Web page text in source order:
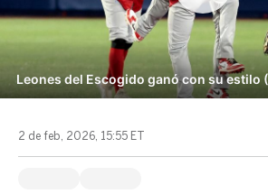
Leones del Escogido ganó con su estilo
2 de feb, 2026, 15:55 ET